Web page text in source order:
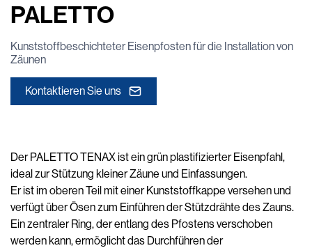
PALETTO
Kunststoffbeschichteter Eisenpfosten für die Installation von
Zäunen
Kontaktieren Sie uns
Der PALETTO TENAX ist ein grün plastifizierter Eisenpfahl,
ideal zur Stützung kleiner Zäune und Einfassungen.
Er ist im oberen Teil mit einer Kunststoffkappe versehen und
verfügt über Ösen zum Einführen der Stützdrähte des Zauns.
Ein zentraler Ring, der entlang des Pfostens verschoben
werden kann, ermöglicht das Durchführen der